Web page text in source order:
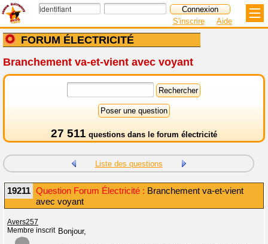
FORUM ÉLECTRICITÉ
S'inscrire Aide
Branchement va-et-vient avec voyant
27 511 questions dans le forum électricité
Liste des questions
19211 Question Forum Électricité : Branchement va-et-vient
avec voyant
Avers257
Membre inscrit Bonjour,